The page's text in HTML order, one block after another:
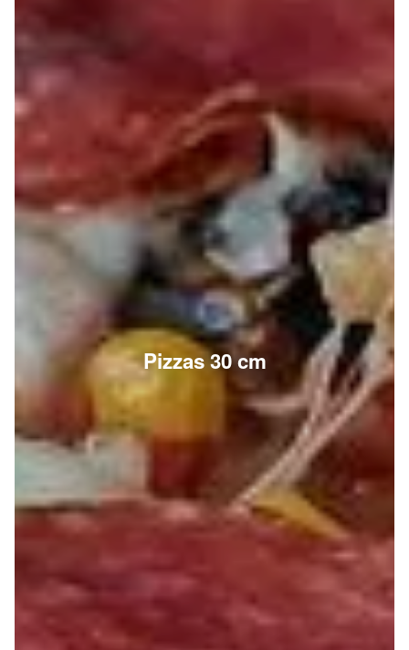
Pizzas 30 cm